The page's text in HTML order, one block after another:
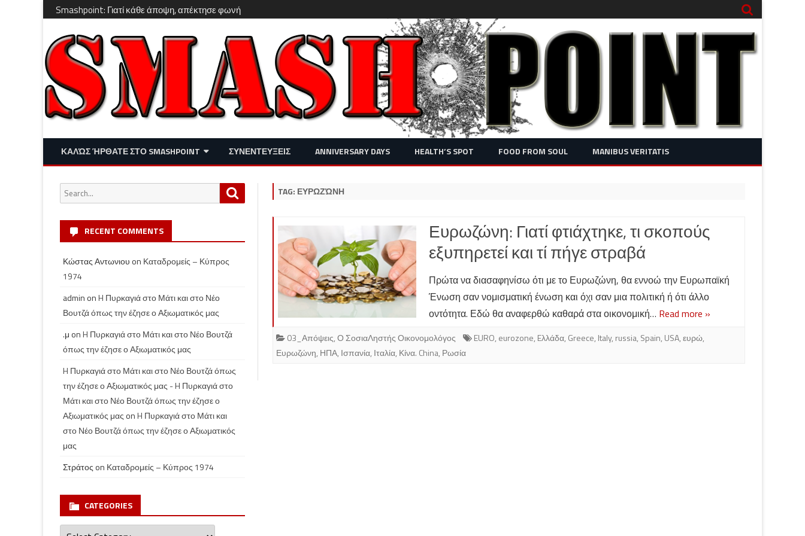
Smashpoint: Γιατί κάθε άποψη, απέκτησε φωνή
Skip
content
ΚΑΛΏΣ ΉΡΘΑΤΕ ΣΤΟ SMASHPOINT
ΔΙΑΣΚΈΔΑΣΗ – LIFESTYLE
ΣΥΝΕΝΤΕΥΞΕΙΣ ANNIVERSARY DAYS HEALTH’S SPOT FOOD FROM SOUL MANIBUS VERITATIS
TAG: ΕΥΡΩΖΏΝΗ
Ευρωζώνη: Γιατί φτιάχτηκε, τι σκοπούς
εξυπηρετεί και τί πήγε στραβά
Πρώτα να διασαφηνίσω ότι με το Ευρωζώνη, θα εννοώ την Ευρωπαϊκή
Ένωση σαν νομισματική ένωση και όχι σαν μια πολιτική ή ότι άλλο
οντότητα. Εδώ θα αναφερθώ καθαρά στα οικονομική… Read more »
03_Απόψεις,Ο ΣοσιαΛηστής Οικονομολόγος EURO, eurozone, Eλλάδα, Greece, Italy, russia, Spain, USA,ευρώ,
Ευρωζώνη, ΗΠΑ, Ισπανία, Ιταλία, Κίνα. China, Ρωσία
Search
for:
RECENT COMMENTS
Κώστας Αντωνιου on Καταδρομείς – Κύπρος
1974
admin onH Πυρκαγιά στο Μάτι και στο Νέο
Βουτζά όπως την έζησε ο Αξιωματικός μας
.μ onH Πυρκαγιά στο Μάτι και στο Νέο Βουτζά
όπως την έζησε ο Αξιωματικός μας
H Πυρκαγιά στο Μάτι και στο Νέο Βουτζά όπως
την έζησε ο Αξιωματικός μας - H Πυρκαγιά στο
Μάτι και στο Νέο Βουτζά όπως την έζησε ο
Αξιωματικός μας onH Πυρκαγιά στο Μάτι και
στο Νέο Βουτζά όπως την έζησε ο Αξιωματικός
μας
Στράτος on Καταδρομείς – Κύπρος 1974
CATEGORIES
Categories